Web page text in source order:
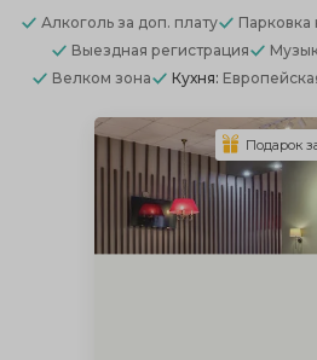
Алкоголь за доп. плату Парковка
Выездная регистрация
Велком зона
Кухня:
Подарок